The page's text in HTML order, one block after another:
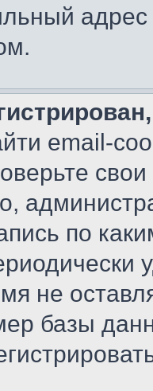
адрес
email-
по
не
базы